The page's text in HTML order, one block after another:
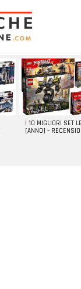
I 10 MIGLIORI SET
[ANNO] –